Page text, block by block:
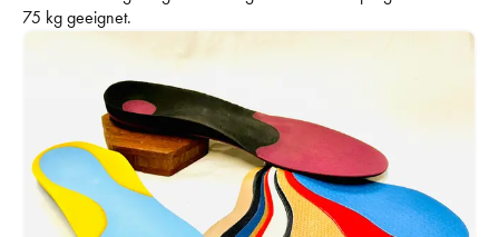
75 kg geeignet.